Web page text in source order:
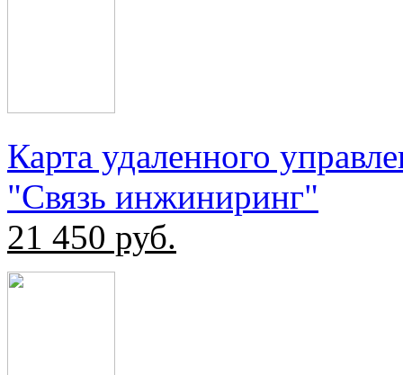
Карта удаленного
"Связь инжиниринг"
21 450 руб.